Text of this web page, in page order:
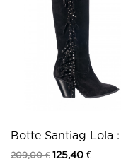
Botte Santiag Lola :
Daim Noir à...
209,00 € 125,40 €